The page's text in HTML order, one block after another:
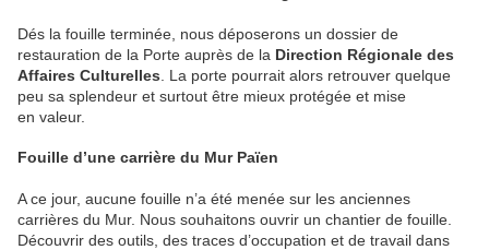
Dés la fouille terminée, nous déposerons un dossier de
restauration de la Porte auprès de la Direction Régionale des
Affaires Culturelles . La porte pourrait alors retrouver quelque
peu sa splendeur et surtout être mieux protégée et mise
en valeur.
Fouille d’une carrière du Mur Païen
A ce jour, aucune fouille n’a été menée sur les anciennes
carrières du Mur. Nous souhaitons ouvrir un chantier de fouille.
Découvrir des outils, des traces d’occupation et de travail dans